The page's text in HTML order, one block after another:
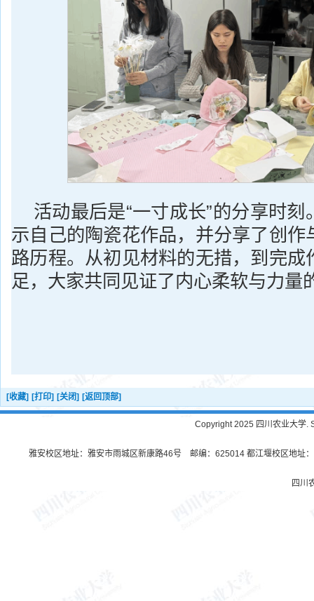
活动最后是“一寸成长”的分享时
示自己的陶瓷花作品，并分享了创作
路历程。从初见材料的无措，到完成
足，大家共同见证了内心柔软与力量
[收藏] [打印] [关闭] [返回顶部]
Copyright 2025 四川农业大学.
雅安校区地址：雅安市雨城区新康路46号 邮编：625014 都江堰校区地址
四川